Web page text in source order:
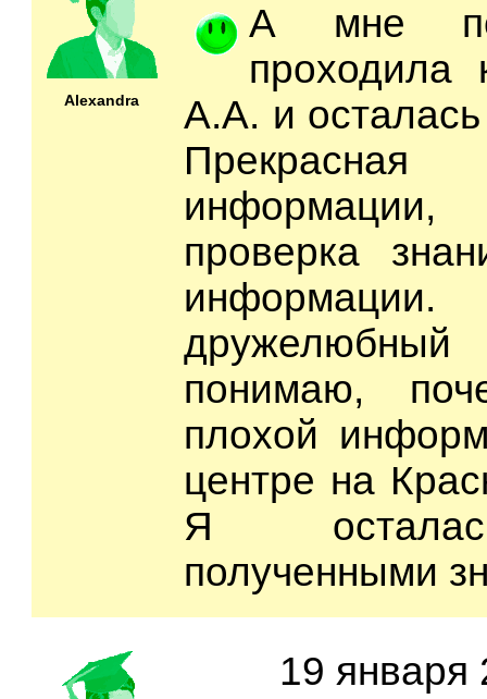
Alexandra
А мне
проходила
А.А. и
проверка
понимаю,
плохой
центре на
Я
полученными
19 января